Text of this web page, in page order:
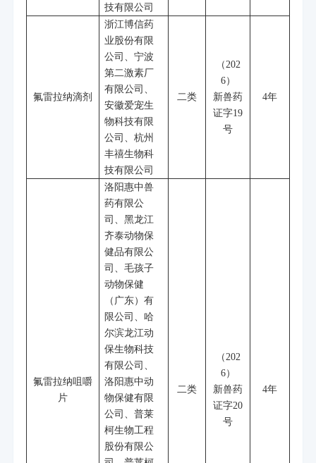
技有限公司
氟雷拉纳滴剂
浙江博信药
业股份有限
公司、宁波
第二激素厂
有限公司、
安徽爱宠生
物科技有限
公司、杭州
丰禧生物科
技有限公司
二类
（202
6）
新兽药
证字19
号
4年
氟雷拉纳咀嚼
片
洛阳惠中兽
药有限公
司、黑龙江
齐泰动物保
健品有限公
司、毛孩子
动物保健
（广东）有
限公司、哈
尔滨龙江动
保生物科技
有限公司、
洛阳惠中动
物保健有限
公司、普莱
柯生物工程
股份有限公
二类
（202
6）
新兽药
证字20
号
4年